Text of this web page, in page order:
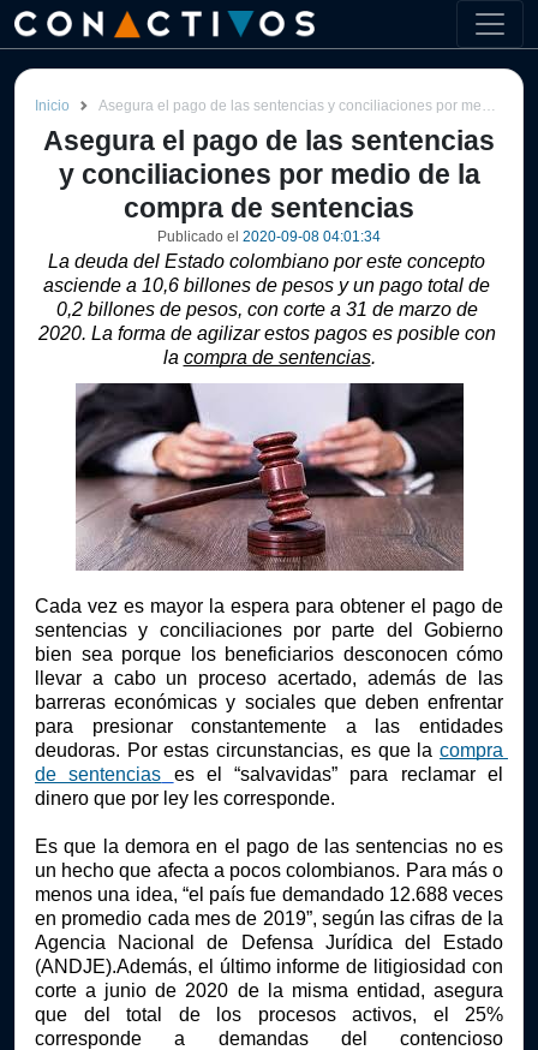
Inicio Asegura el pago de las sentencias y conciliaciones por medio de la compra de sentencias
Asegura el pago de las sentencias
y conciliaciones por medio de la
compra de sentencias
Publicado el 2020-09-08 04:01:34
La deuda del Estado colombiano por este concepto
asciende a 10,6 billones de pesos y un pago total de
0,2 billones de pesos, con corte a 31 de marzo de
2020. La forma de agilizar estos pagos es posible con
la compra de sentencias.
Cada vez es mayor la espera para obtener el pago de
sentencias y conciliaciones por parte del Gobierno
bien sea porque los beneficiarios desconocen cómo
llevar a cabo un proceso acertado, además de las
barreras económicas y sociales que deben enfrentar
para presionar constantemente a las entidades
deudoras. Por estas circunstancias, es que la compra
de sentencias
es el “salvavidas” para reclamar el
dinero que por ley les corresponde.
Es que la demora en el pago de las sentencias no es
un hecho que afecta a pocos colombianos. Para más o
menos una idea, “el país fue demandado 12.688 veces
en promedio cada mes de 2019”, según las cifras de la
Agencia Nacional de Defensa Jurídica del Estado
(ANDJE).Además, el último informe de litigiosidad con
corte a junio de 2020 de la misma entidad, asegura
que del total de los procesos activos, el 25%
corresponde a demandas del contencioso